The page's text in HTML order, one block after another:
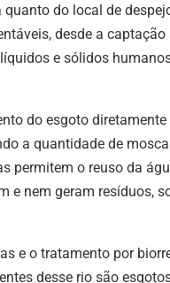
do local de
desde a
e sólidos
do esgoto
a quantidade de
permitem o reuso da
e nem geram resíduos,
e o tratamento por
desse rio são